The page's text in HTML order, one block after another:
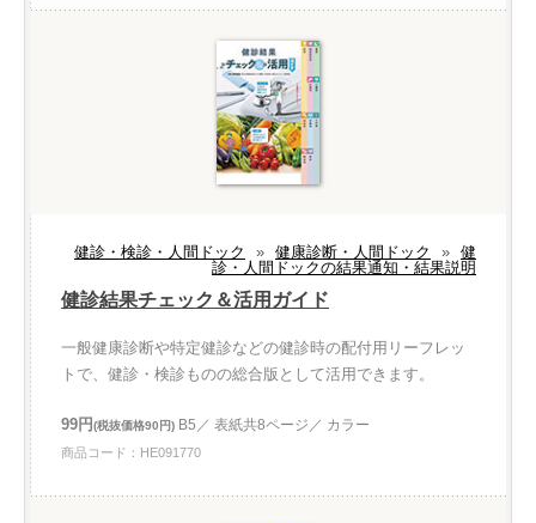
健診・検診・人間ドック » 健康診断・人間ドック » 健
診・人間ドックの結果通知・結果説明
健診結果チェック＆活用ガイド
一般健康診断や特定健診などの健診時の配付用リーフレッ
トで、健診・検診ものの総合版として活用できます。
99円(税抜価格90円) B5／ 表紙共8ページ／ カラー
商品コード：HE091770